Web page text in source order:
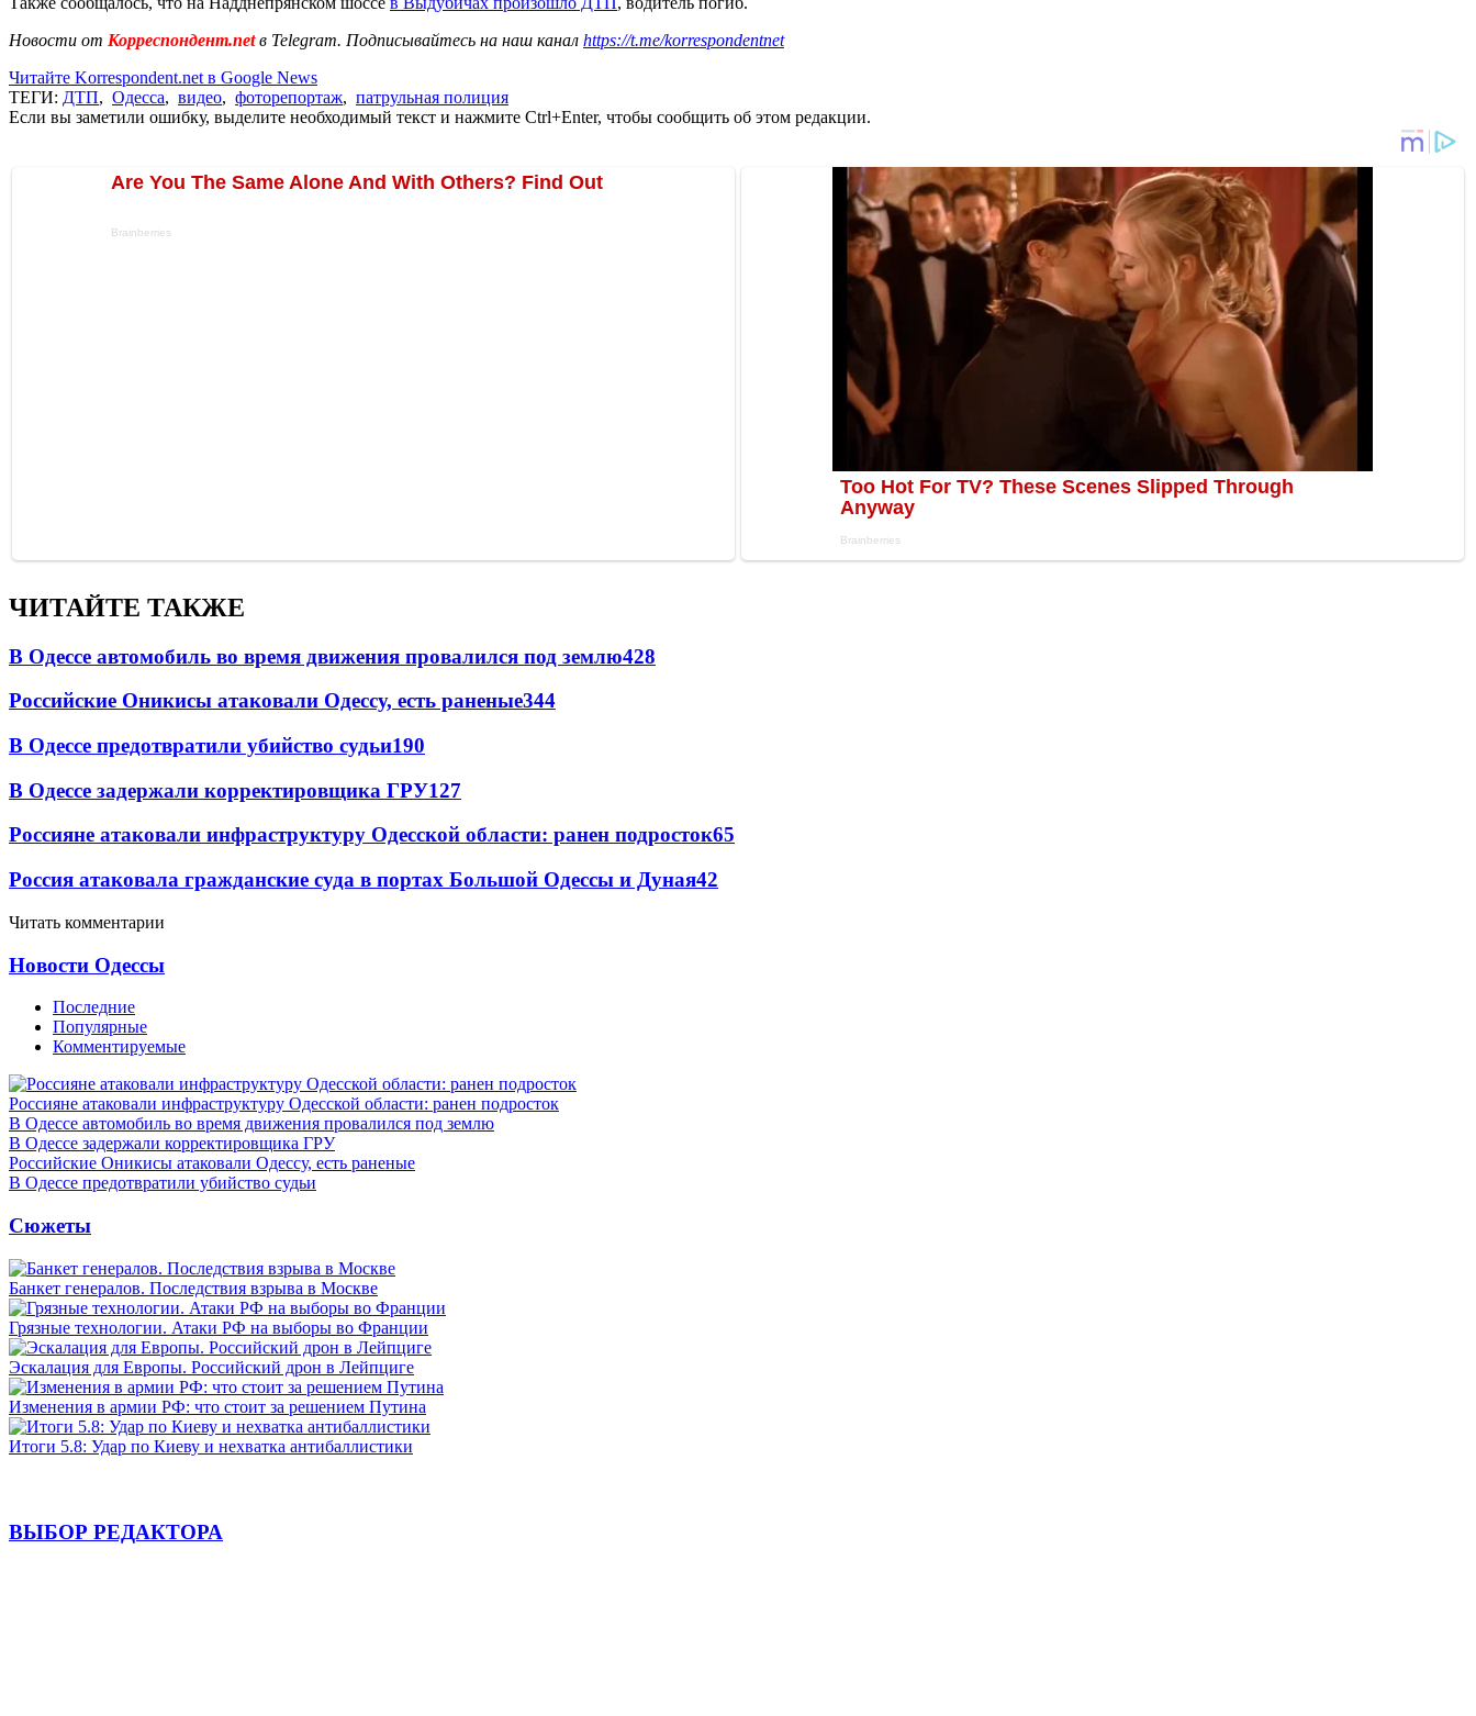
Новости от Корреспондент.netв Telegram. Подписывайтесь на наш канал https://t.me/korrespondentnet
Читайте Korrespondent.net в Google News
ТЕГИ: ДТП, Одесса, видео, фоторепортаж, патрульная полиция
Если вы заметили ошибку, выделите необходимый текст и нажмите Ctrl+Enter, чтобы сообщить об этом редакции.
ЧИТАЙТЕ ТАКЖЕ
В Одессе автомобиль во время движения провалился под землю428
Российские Оникисы атаковали Одессу, есть раненые344
В Одессе предотвратили убийство судьи190
В Одессе задержали корректировщика ГРУ127
Россияне атаковали инфраструктуру Одесской области: ранен подросток65
Россия атаковала гражданские суда в портах Большой Одессы и Дуная42
Читать комментарии
Новости Одессы
Последние
Популярные
Комментируемые
Россияне атаковали инфраструктуру Одесской области: ранен подросток
В Одессе автомобиль во время движения провалился под землю
В Одессе задержали корректировщика ГРУ
Российские Оникисы атаковали Одессу, есть раненые
В Одессе предотвратили убийство судьи
Сюжеты
Банкет генералов. Последствия взрыва в Москве
Грязные технологии. Атаки РФ на выборы во Франции
Эскалация для Европы. Российский дрон в Лейпциге
Изменения в армии РФ: что стоит за решением Путина
Итоги 5.8: Удар по Киеву и нехватка антибаллистики
ВЫБОР РЕДАКТОРА